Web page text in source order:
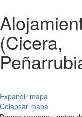
(Cicera,
Expandir mapa
Colapsar mapa